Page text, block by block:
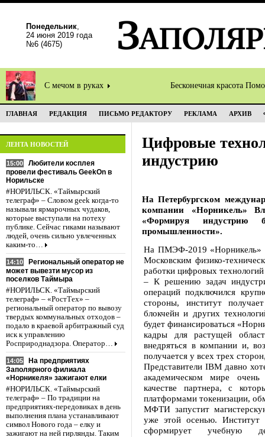
Понедельник,
24 июня 2019 года
№6 (4675)
С мечом в руках Бесконечная красота
ГЛАВНАЯ РЕДАКЦИЯ ПИСЬМО РЕДАКТОРУ РЕКЛАМА АРХИВ
ЛЕНТА НОВОСТЕЙ
15:00
Любители косплея
провели фестиваль GeekOn в
Норильске
#НОРИЛЬСК. «Таймырский
телеграф» – Словом geek когда-то
называли ярмарочных чудаков,
которые выступали на потеху
публике. Сейчас гиками называют
людей, очень сильно увлеченных
каким-то…
14:10
Региональный оператор не
может вывезти мусор из
поселков Таймыра
#НОРИЛЬСК. «Таймырский
телеграф» – «РостТех» –
региональный оператор по вывозу
твердых коммунальных отходов –
подало в краевой арбитражный суд
иск к управлению
Росприроднадзора. Оператор…
14:05
На предприятиях
Заполярного филиала
«Норникеля» зажигают елки
#НОРИЛЬСК. «Таймырский
телеграф» – По традиции на
предприятиях-передовиках в день
выполнения плана устанавливают
символ Нового года – елку и
зажигают на ней гирлянды. Таким
Цифровые
индустрию
На Петербургском
компании «Норникель»
«Формируя индустрию
промышленности».
На ПМЭФ-2019 «Норникель»
Московским физико-
работки цифровых
– К решению задач
операций подключился
стороны, институт
блокчейн и других
будет финансироваться
кадры для растущей
внедряться в компании и,
получается у всех трех
Представители IBM давно
академическом мире
качестве партнера, с
платформами токенизации,
МФТИ запустит
уже этой осенью. Институт
сформирует учебную